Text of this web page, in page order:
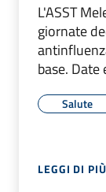
L'ASST
giornate
base. Date
Salute
LEGGI DI PIÙ